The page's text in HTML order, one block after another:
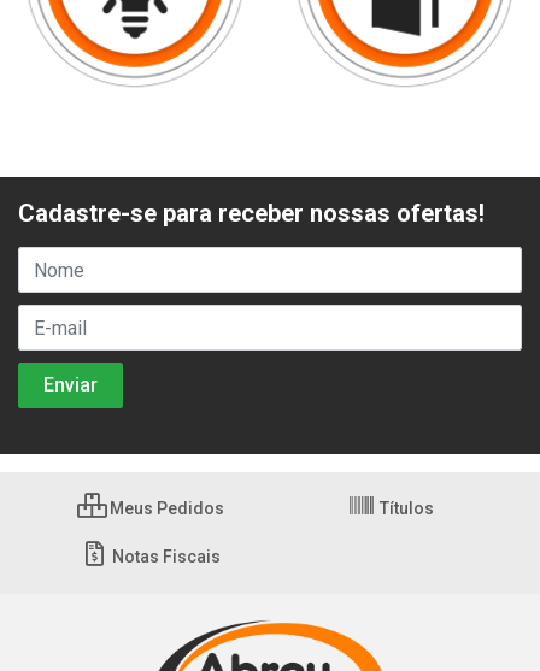
Cadastre-se para receber nossas ofertas!
Meus Pedidos Títulos
Notas Fiscais